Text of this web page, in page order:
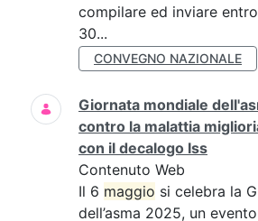
compilare ed inviare
30...
CONVEGNO NAZIONALE
Giornata mondiale
contro la malattia
con il decalogo Iss
Contenuto Web
Il 6 maggio si celebra la
dell’asma 2025, un evento